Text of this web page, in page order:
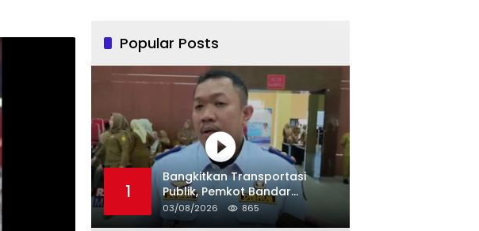
Popular Posts
1
Bangkitkan Transportasi
Publik, Pemkot Bandar
Lampung Uji Coba Bus Umum
03/08/2026 865